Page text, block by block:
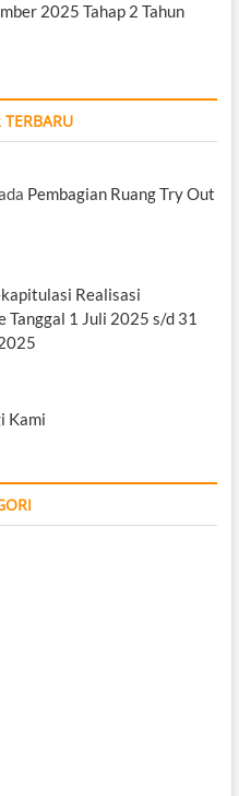
2025 Tahap 2 Tahun
Pembagian Ruang Try Out
Realisasi
Tanggal 1 Juli 2025 s/d 31
Kami